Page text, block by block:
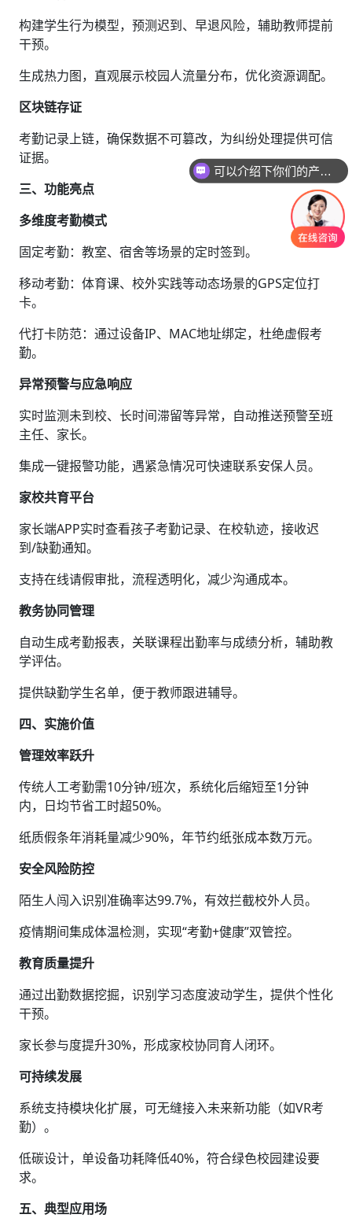
构建学生行为模型，预测迟到、早退风险，辅助教师提前
干预。
生成热力图，直观展示校园人流量分布，优化资源调配。
区块链存证‌
考勤记录上链，确保数据不可篡改，为纠纷处理提供可信
证据。
三、功能亮点
多维度考勤模式‌
固定考勤‌：教室、宿舍等场景的定时签到。
移动考勤‌：体育课、校外实践等动态场景的GPS定位打
卡。
代打卡防范‌：通过设备IP、MAC地址绑定，杜绝虚假考
勤。
异常预警与应急响应‌
实时监测未到校、长时间滞留等异常，自动推送预警至班
主任、家长。
集成一键报警功能，遇紧急情况可快速联系安保人员。
家校共育平台‌
家长端APP实时查看孩子考勤记录、在校轨迹，接收迟
到/缺勤通知。
支持在线请假审批，流程透明化，减少沟通成本。
教务协同管理‌
自动生成考勤报表，关联课程出勤率与成绩分析，辅助教
学评估。
提供缺勤学生名单，便于教师跟进辅导。
四、实施价值‌
管理效率跃升‌
传统人工考勤需10分钟/班次，系统化后缩短至1分钟
内，日均节省工时超50%。
纸质假条年消耗量减少90%，年节约纸张成本数万元。
安全风险防控‌
陌生人闯入识别准确率达99.7%，有效拦截校外人员。
疫情期间集成体温检测，实现“考勤+健康”双管控。
教育质量提升‌
通过出勤数据挖掘，识别学习态度波动学生，提供个性化
干预。
家长参与度提升30%，形成家校协同育人闭环。
可持续发展‌
系统支持模块化扩展，可无缝接入未来新功能（如VR考
勤）。
低碳设计，单设备功耗降低40%，符合绿色校园建设要
求。
五、典型应用场